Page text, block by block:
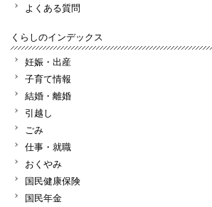
よくある質問
くらしのインデックス
妊娠・出産
子育て情報
結婚・離婚
引越し
ごみ
仕事・就職
おくやみ
国民健康保険
国民年金